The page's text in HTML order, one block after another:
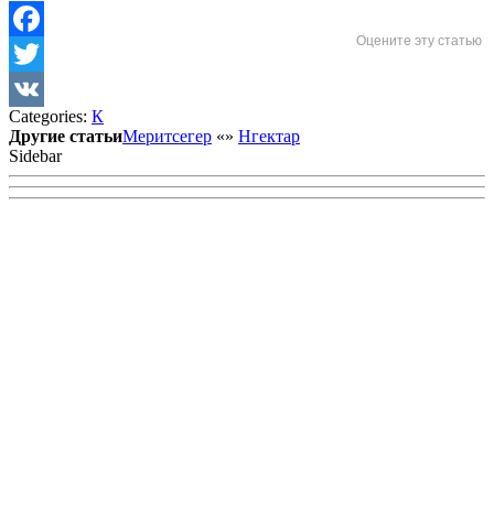
Оцените эту статью
Facebook
Twitter
VK
Categories: К
Другие статьиМеритсегер «» Нгектар
Sidebar